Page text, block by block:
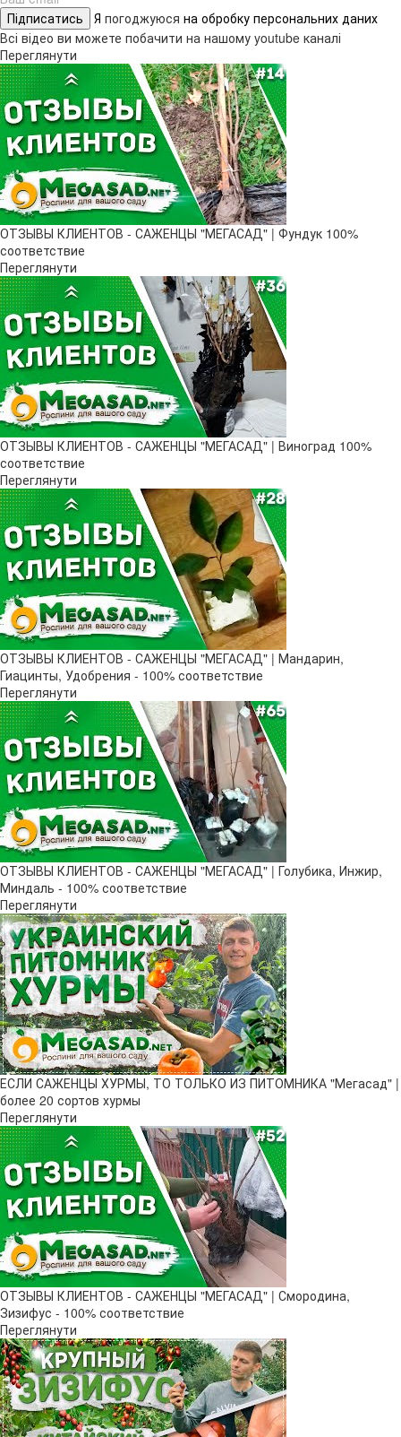
Підписатись Я погоджуюся на обробку персональних даних
Всі відео ви можете побачити на нашому youtube каналі
Переглянути
ОТЗЫВЫ КЛИЕНТОВ - САЖЕНЦЫ "МЕГАСАД" | Фундук 100%
соответствие
Переглянути
ОТЗЫВЫ КЛИЕНТОВ - САЖЕНЦЫ "МЕГАСАД" | Виноград 100%
соответствие
Переглянути
ОТЗЫВЫ КЛИЕНТОВ - САЖЕНЦЫ "МЕГАСАД" | Мандарин,
Гиацинты, Удобрения - 100% соответствие
Переглянути
ОТЗЫВЫ КЛИЕНТОВ - САЖЕНЦЫ "МЕГАСАД" | Голубика, Инжир,
Миндаль - 100% соответствие
Переглянути
ЕСЛИ САЖЕНЦЫ ХУРМЫ, ТО ТОЛЬКО ИЗ ПИТОМНИКА "Мегасад" |
более 20 сортов хурмы
Переглянути
ОТЗЫВЫ КЛИЕНТОВ - САЖЕНЦЫ "МЕГАСАД" | Смородина,
Зизифус - 100% соответствие
Переглянути